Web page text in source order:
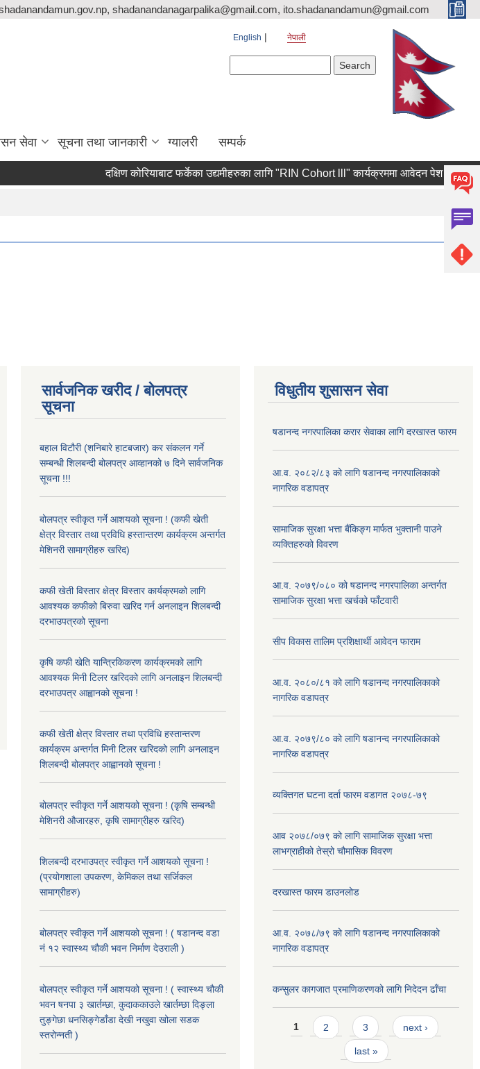
shadanandanagarpalika@gmail.com, ito.shadanandamun@gmail.com
English नेपाली
सेवा सूचना तथा जानकारी ग्यालरी सम्पर्क
दक्षिण कोरियाबाट फर्केका उद्यमीहरुका लागि "RIN Cohort lll" कार्यक्रममा आवेदन पेश गर्ने
सार्वजनिक खरीद / बोलपत्र
सूचना
बहाल विटौरी (शनिबारे हाटबजार) कर संकलन गर्ने
सम्बन्धी शिलबन्दी बोलपत्र आव्हानको ७ दिने सार्वजनिक
सूचना !!!
बोलपत्र स्वीकृत गर्ने आशयको सूचना ! (कफी खेती
क्षेत्र विस्तार तथा प्रविधि हस्तान्तरण कार्यक्रम अन्तर्गत
मेशिनरी सामाग्रीहरु खरिद)
कफी खेती विस्तार क्षेत्र विस्तार कार्यक्रमको लागि
आवश्यक कफीको बिरुवा खरिद गर्न अनलाइन शिलबन्दी
दरभाउपत्रको सूचना
कृषि कफी खेति यान्त्रिकिकरण कार्यक्रमको लागि
आवश्यक मिनी टिलर खरिदको लागि अनलाइन शिलबन्दी
दरभाउपत्र आह्वानको सूचना !
कफी खेती क्षेत्र विस्तार तथा प्रविधि हस्तान्तरण
कार्यक्रम अन्तर्गत मिनी टिलर खरिदको लागि अनलाइन
शिलबन्दी बोलपत्र आह्वानको सूचना !
बोलपत्र स्वीकृत गर्ने आशयको सूचना ! (कृषि सम्बन्धी
मेशिनरी औजारहरु, कृषि सामाग्रीहरु खरिद)
शिलबन्दी दरभाउपत्र स्वीकृत गर्ने आशयको सूचना !
(प्रयोगशाला उपकरण, केमिकल तथा सर्जिकल
सामाग्रीहरु)
बोलपत्र स्वीकृत गर्ने आशयको सूचना ! ( षडानन्द वडा
नं १२ स्वास्थ्य चौकी भवन निर्माण देउराली )
बोलपत्र स्वीकृत गर्ने आशयको सूचना ! ( स्वास्थ्य चौकी
भवन षनपा ३ खार्तम्छा, कुदाककाउले खार्तम्छा दिङ्ला
तुङ्गेछा धनसिङ्गेडाँडा देखी नखुवा खोला सडक
स्तरोन्नती )
विधुतीय शुसासन सेवा
षडानन्द नगरपालिका करार सेवाका लागि दरखास्त फारम
आ.व. २०८२/८३ को लागि षडानन्द नगरपालिकाको
नागरिक वडापत्र
सामाजिक सुरक्षा भत्ता बैंकिङ्ग मार्फत भुक्तानी पाउने
व्यक्तिहरुको विवरण
आ.व. २०७९/०८० को षडानन्द नगरपालिका अन्तर्गत
सामाजिक सुरक्षा भत्ता खर्चको फाँटवारी
सीप विकास तालिम प्रशिक्षार्थी आवेदन फाराम
आ.व. २०८०/८१ को लागि षडानन्द नगरपालिकाको
नागरिक वडापत्र
आ.व. २०७९/८० को लागि षडानन्द नगरपालिकाको
नागरिक वडापत्र
व्यक्तिगत घटना दर्ता फारम वडागत २०७८-७९
आव २०७८/०७९ को लागि सामाजिक सुरक्षा भत्ता
लाभग्राहीको तेस्रो चौमासिक विवरण
दरखास्त फारम डाउनलोड
आ.व. २०७८/७९ को लागि षडानन्द नगरपालिकाको
नागरिक वडापत्र
कन्सुलर कागजात प्रमाणिकरणको लागि निदेदन ढाँचा
Pages
1 2 3 next ›
last »